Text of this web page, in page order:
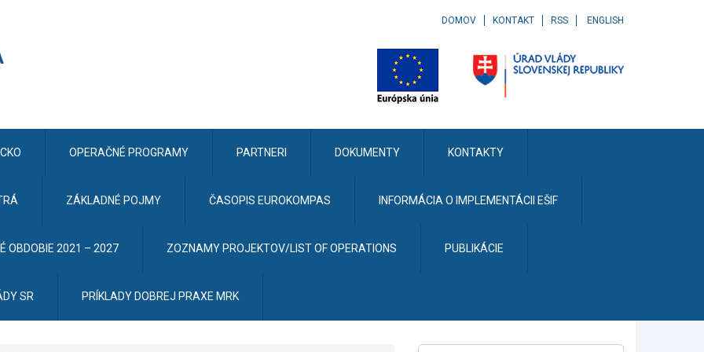
DOMOV KONTAKT RSS ENGLISH
CKO OPERAČNÉ PROGRAMY PARTNERI DOKUMENTY KONTAKTY
ZÁKLADNÉ POJMY ČASOPIS EUROKOMPAS INFORMÁCIA O IMPLEMENTÁCII EŠIF
OBDOBIE 2021 – 2027 ZOZNAMY PROJEKTOV/LIST OF OPERATIONS PUBLIKÁCIE
SR PRÍKLADY DOBREJ PRAXE MRK